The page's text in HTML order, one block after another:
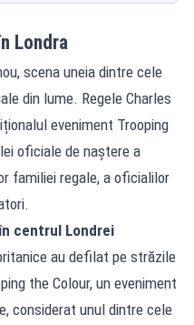
Londra
scena uneia dintre cele
din lume. Regele Charles
eveniment Trooping
oficiale de naștere a
familiei regale, a oficialilor
centrul Londrei
au defilat pe străzile
the Colour, un eveniment
considerat unul dintre cele